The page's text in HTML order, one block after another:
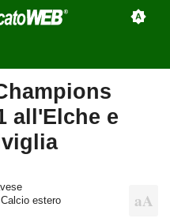
all'Elche e
Calcio estero